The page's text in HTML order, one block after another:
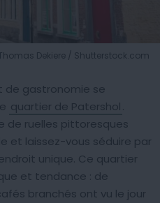
Dekiere / Shutterstock.com
de gastronomie se
quartier de Patershol
de ruelles pittoresques
et laissez-vous séduire par
unique. Ce quartier
et tendance : de
branchés ont vu le jour